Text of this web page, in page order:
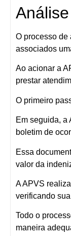
O processo de
associados
Ao acionar a
prestar
O primeiro
Em seguida, a
boletim de
Essa
valor da
A APVS
verificando
Todo o
maneira